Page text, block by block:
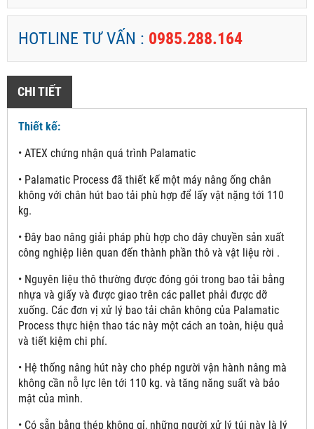
HOTLINE TƯ VẤN : 0985.288.164
CHI TIẾT
Thiết kế:
• ATEX chứng nhận quá trình Palamatic
• Palamatic Process đã thiết kế một máy nâng ống chân
không với chân hút bao tải phù hợp để lấy vật nặng tới 110
kg.
• Đây bao nâng giải pháp phù hợp cho dây chuyền sản xuất
công nghiệp liên quan đến thành phần thô và vật liệu rời .
• Nguyên liệu thô thường được đóng gói trong bao tải bằng
nhựa và giấy và được giao trên các pallet phải được dỡ
xuống. Các đơn vị xử lý bao tải chân không của Palamatic
Process thực hiện thao tác này một cách an toàn, hiệu quả
và tiết kiệm chi phí.
• Hệ thống nâng hút này cho phép người vận hành nâng mà
không cần nỗ lực lên tới 110 kg. và tăng năng suất và bảo
mật của mình.
• Có sẵn bằng thép không gỉ, những người xử lý túi này là lý